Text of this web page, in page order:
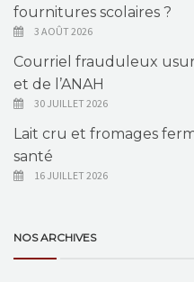
fournitures scolaires ?
3 AOÛT 2026
Courriel frauduleux
et de l’ANAH
30 JUILLET 2026
Lait cru et fromages
santé
16 JUILLET 2026
NOS ARCHIVES